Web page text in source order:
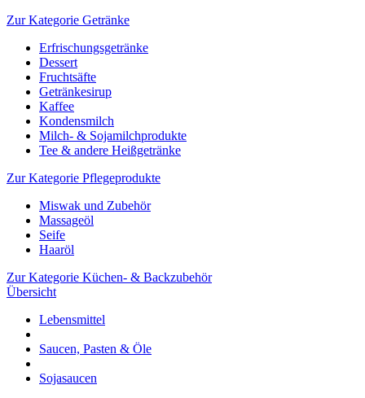
Zur Kategorie Getränke
Erfrischungsgetränke
Dessert
Fruchtsäfte
Getränkesirup
Kaffee
Kondensmilch
Milch- & Sojamilchprodukte
Tee & andere Heißgetränke
Zur Kategorie Pflegeprodukte
Miswak und Zubehör
Massageöl
Seife
Haaröl
Zur Kategorie Küchen- & Backzubehör
Übersicht
Lebensmittel
Saucen, Pasten & Öle
Sojasaucen